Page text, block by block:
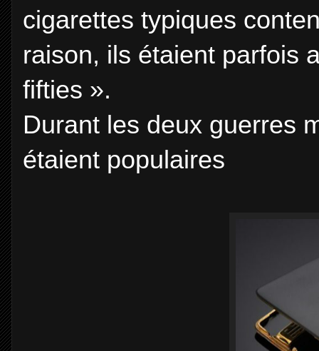
cigarettes typiques
raison, ils étaient parfois
fifties ».
Durant les deux guerres
étaient populaires